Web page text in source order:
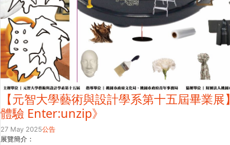
【元智大學藝術與設計學系第十五屆畢業
體驗 Enter:unzip》
27 May 2025公告
展覽簡介：